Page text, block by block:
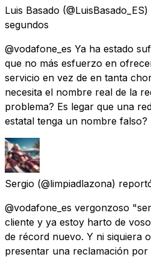
Luis Basado
segundos
@vodafone_es Ya ha estado
que no más esfuerzo en
servicio en vez de en tanta
necesita el nombre real de la
problema? Es legar que una
estatal tenga un nombre falso?
Sergio (@limpiadlazona)
@vodafone_es vergonzoso
cliente y ya estoy harto de
de récord nuevo. Y ni siquiera
presentar una reclamación por